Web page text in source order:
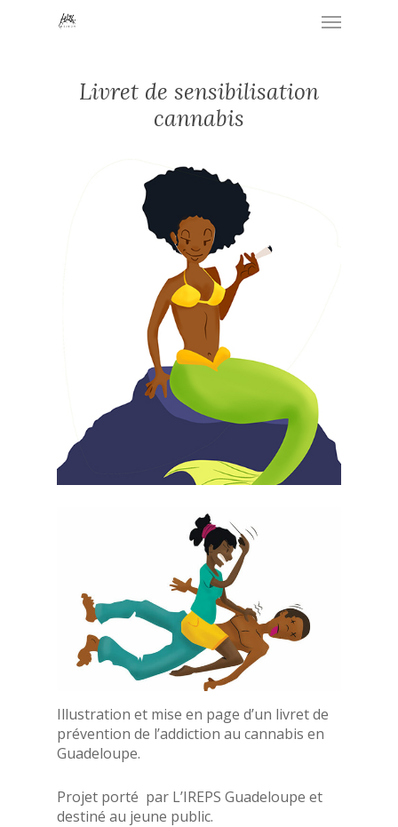
Menu
Livret de sensibilisation
cannabis
Illustration et mise en page d’un livret de
prévention de l’addiction au cannabis en
Guadeloupe.
Projet porté par L’IREPS Guadeloupe et
destiné au jeune public.